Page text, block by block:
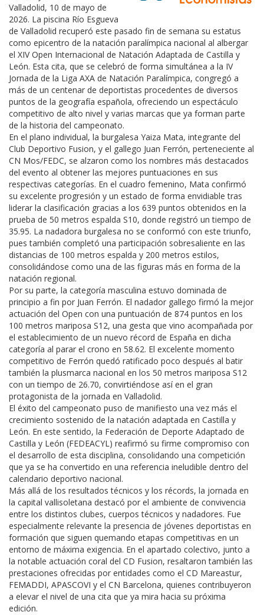
Valladolid, 10 de mayo de
2026. La piscina Río Esgueva
de Valladolid recuperó este pasado fin de semana su estatus
como epicentro de la natación paralímpica nacional al albergar
el XIV Open Internacional de Natación Adaptada de Castilla y
León. Esta cita, que se celebró de forma simultánea a la IV
Jornada de la Liga AXA de Natación Paralímpica, congregó a
más de un centenar de deportistas procedentes de diversos
puntos de la geografía española, ofreciendo un espectáculo
competitivo de alto nivel y varias marcas que ya forman parte
de la historia del campeonato.
En el plano individual, la burgalesa Yaiza Mata, integrante del
Club Deportivo Fusion, y el gallego Juan Ferrón, perteneciente al
CN Mos/FEDC, se alzaron como los nombres más destacados
del evento al obtener las mejores puntuaciones en sus
respectivas categorías. En el cuadro femenino, Mata confirmó
su excelente progresión y un estado de forma envidiable tras
liderar la clasificación gracias a los 639 puntos obtenidos en la
prueba de 50 metros espalda S10, donde registró un tiempo de
35.95. La nadadora burgalesa no se conformó con este triunfo,
pues también completó una participación sobresaliente en las
distancias de 100 metros espalda y 200 metros estilos,
consolidándose como una de las figuras más en forma de la
natación regional.
Por su parte, la categoría masculina estuvo dominada de
principio a fin por Juan Ferrón. El nadador gallego firmó la mejor
actuación del Open con una puntuación de 874 puntos en los
100 metros mariposa S12, una gesta que vino acompañada por
el establecimiento de un nuevo récord de España en dicha
categoría al parar el crono en 58.62. El excelente momento
competitivo de Ferrón quedó ratificado poco después al batir
también la plusmarca nacional en los 50 metros mariposa S12
con un tiempo de 26.70, convirtiéndose así en el gran
protagonista de la jornada en Valladolid.
El éxito del campeonato puso de manifiesto una vez más el
crecimiento sostenido de la natación adaptada en Castilla y
León. En este sentido, la Federación de Deporte Adaptado de
Castilla y León (FEDEACYL) reafirmó su firme compromiso con
el desarrollo de esta disciplina, consolidando una competición
que ya se ha convertido en una referencia ineludible dentro del
calendario deportivo nacional.
Más allá de los resultados técnicos y los récords, la jornada en
la capital vallisoletana destacó por el ambiente de convivencia
entre los distintos clubes, cuerpos técnicos y nadadores. Fue
especialmente relevante la presencia de jóvenes deportistas en
formación que siguen quemando etapas competitivas en un
entorno de máxima exigencia. En el apartado colectivo, junto a
la notable actuación coral del CD Fusion, resaltaron también las
prestaciones ofrecidas por entidades como el CD Mareastur,
FEMADDI, APASCOVI y el CN Barcelona, quienes contribuyeron
a elevar el nivel de una cita que ya mira hacia su próxima
edición.